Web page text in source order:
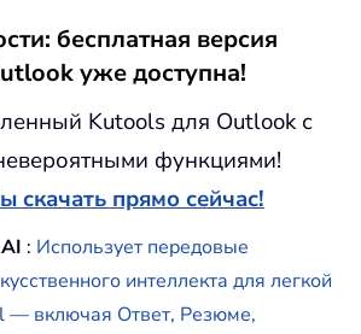
бесплатная версия
уже доступна!
Kutools для Outlook с
функциями!
скачать прямо сейчас!
: Использует передовые
интеллекта для легкой
— включая Ответ, Резюме,